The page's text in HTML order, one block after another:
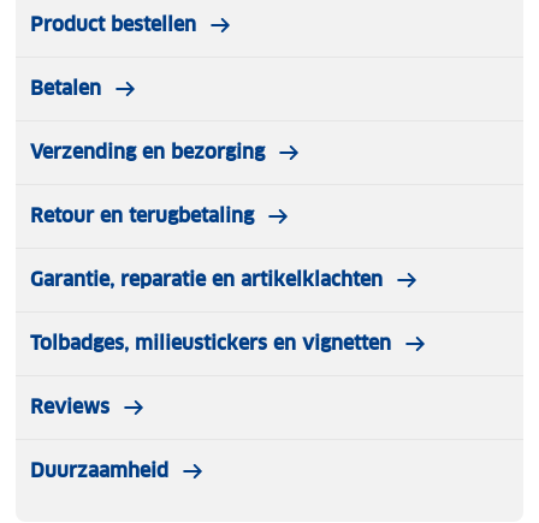
Product bestellen
Betalen
Verzending en bezorging
Retour en terugbetaling
Garantie, reparatie en artikelklachten
Tolbadges, milieustickers en vignetten
Reviews
Duurzaamheid